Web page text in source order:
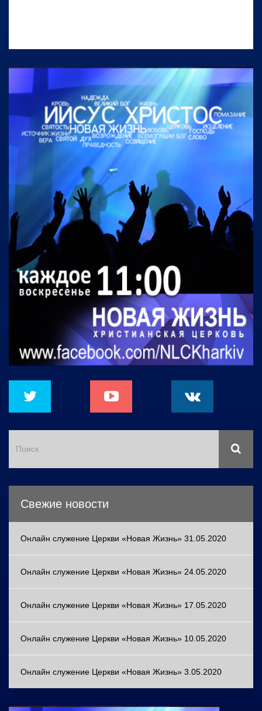
Свежие новости
Онлайн служение Церкви «Новая Жизнь» 31.05.2020
Онлайн служение Церкви «Новая Жизнь» 24.05.2020
Онлайн служение Церкви «Новая Жизнь» 17.05.2020
Онлайн служение Церкви «Новая Жизнь» 10.05.2020
Онлайн служение Церкви «Новая Жизнь» 3.05.2020